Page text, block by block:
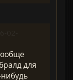
для